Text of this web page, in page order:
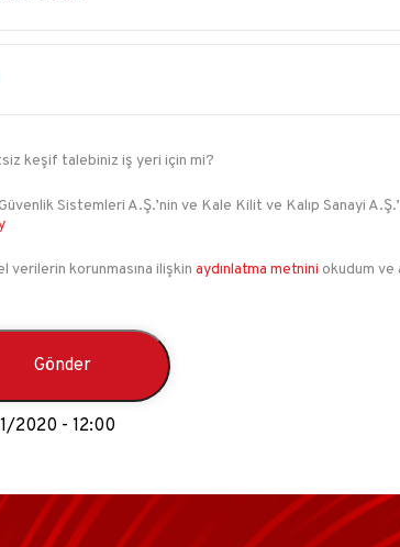
keşif talebiniz iş yeri için mi?
Sistemleri A.Ş.’nin ve Kale Kilit ve Kalıp Sanayi
verilerin korunmasına ilişkin aydınlatma metnini okudum ve
2020 - 12:00